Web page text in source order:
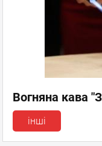
Вогняна кава
інші